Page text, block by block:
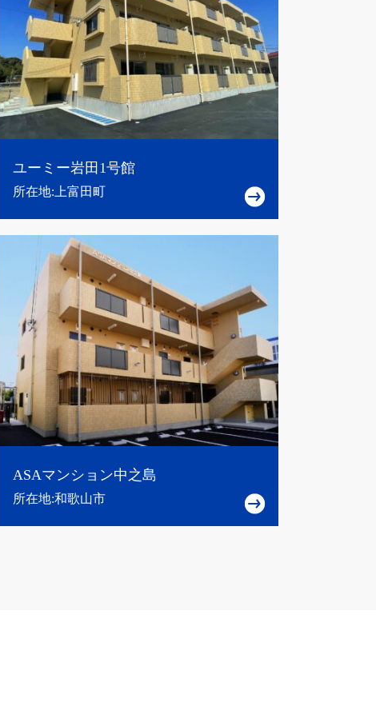
ユーミー岩田1号館
所在地:上富田町
ASAマンション中之島
所在地:和歌山市